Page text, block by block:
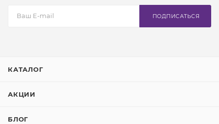
ПОДПИСАТЬСЯ
КАТАЛОГ
АКЦИИ
БЛОГ